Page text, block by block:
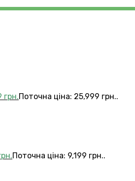
грн.Поточна ціна: 25,999 грн..
Поточна ціна: 9,199 грн..